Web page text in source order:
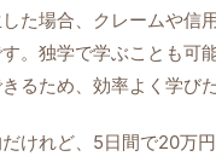
した場合、クレームや
。独学で学ぶことも可
るため、効率よく学び
だけれど、5日間で20万